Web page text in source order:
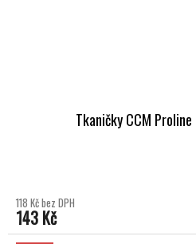
Tkaničky CCM
118 Kč bez DPH
143 Kč